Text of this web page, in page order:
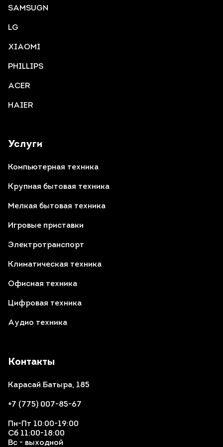
Контакты
Карасай Батыра, 185
+7 (775) 007-85-67
Пн-Пт 10:00-19:00
Сб 11:00-18:00
Вс - выходной
Услуги
Компьютерная техника
Крупная бытовая техника
Мелкая бытовая техника
Игровые приставки
Электротранспорт
Климатическая техника
Офисная техника
Цифровая техника
Аудио техника
SAMSUGN
LG
XIAOMI
PHILLIPS
ACER
HAIER